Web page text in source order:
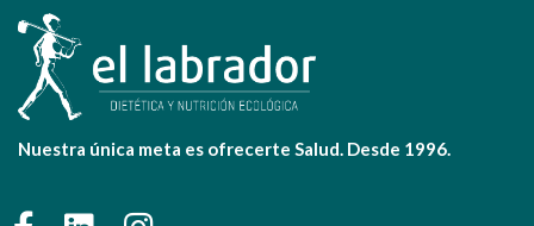
Nuestra única meta es ofrecerte Salud. Desde 1996.